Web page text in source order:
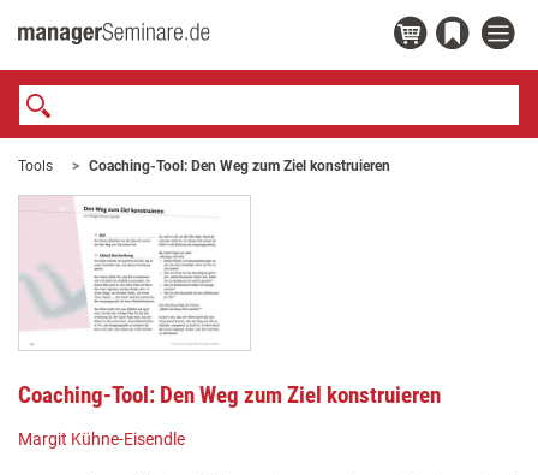
Tools Coaching-Tool: Den Weg zum Ziel konstruieren
Coaching-Tool: Den Weg zum Ziel konstruieren
Margit Kühne-Eisendle